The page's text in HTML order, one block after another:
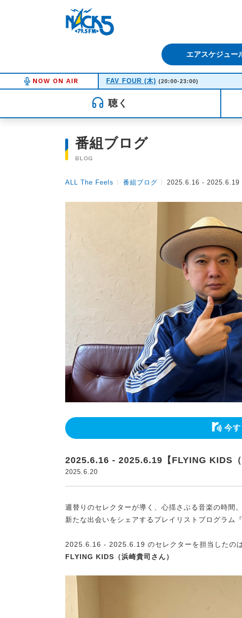
エアスケジュー
NOW ON AIR FAV FOUR (木) (20:00-23:00)
聴く
番組ブログ
BLOG
ALL The Feels 〉 番組ブログ 〉 2025.6.16 - 2025.6.19
今す
2025.6.16 - 2025.6.19【FLYING KIDS（
2025.6.20
週替りのセレクターが導く、心揺さぶる音楽の時間
新たな出会いをシェアするプレイリストプログラム
2025.6.16 - 2025.6.19 のセレクターを担当したの
FLYING KIDS（浜崎貴司さん）